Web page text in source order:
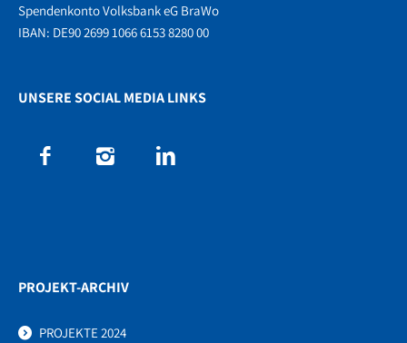
Spendenkonto Volksbank eG BraWo
IBAN: DE90 2699 1066 6153 8280 00
UNSERE SOCIAL MEDIA LINKS
PROJEKT-ARCHIV
PROJEKTE 2024